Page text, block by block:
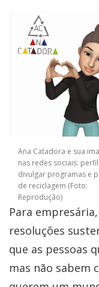
Ana Catadora e sua
nas redes sociais:
divulgar programas e
de reciclagem (Foto:
Reprodução)
Para
resoluções
que as pessoas
mas não sabem